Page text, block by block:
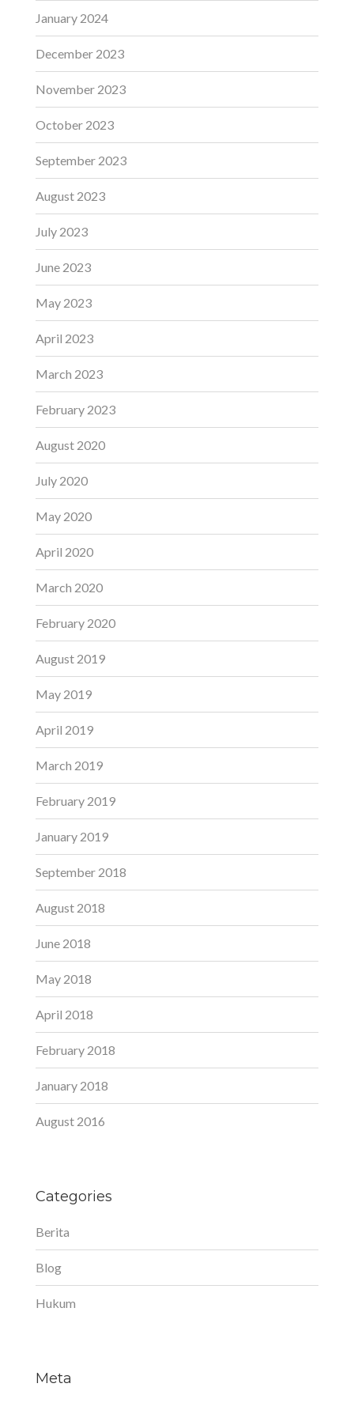
January 2024
December 2023
November 2023
October 2023
September 2023
August 2023
July 2023
June 2023
May 2023
April 2023
March 2023
February 2023
August 2020
July 2020
May 2020
April 2020
March 2020
February 2020
August 2019
May 2019
April 2019
March 2019
February 2019
January 2019
September 2018
August 2018
June 2018
May 2018
April 2018
February 2018
January 2018
August 2016
Categories
Berita
Blog
Hukum
Meta